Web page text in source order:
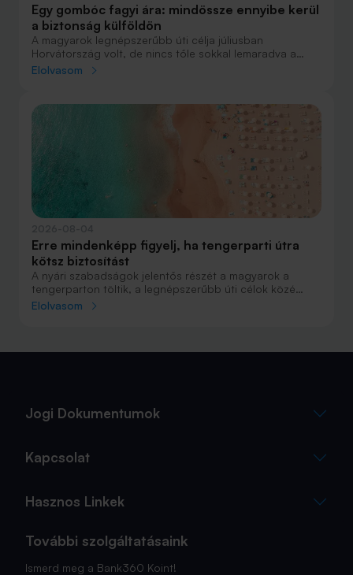
Egy gombóc fagyi ára: mindössze ennyibe kerül
a biztonság külföldön
A magyarok legnépszerűbb úti célja júliusban
Horvátország volt, de nincs tőle sokkal lemaradva a
júniust megnyerő Olaszország sem. A tengerparti
nyaralásnak, mint repülővel.
Elolvasom
Erre mindenképp figyelj, ha tengerparti útra
kötsz biztosítást
A nyári szabadságok jelentős részét a magyarok a
tengerparton töltik, a legnépszerűbb úti célok közé
Horvátország, Olaszország és Görögország tartozik. A
sokszor az utolsó pillanatra marad.
Elolvasom
Jogi Dokumentumok
Kapcsolat
Hasznos Linkek
További szolgáltatásaink
Ismerd meg a Bank360 Koint!